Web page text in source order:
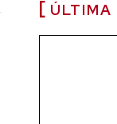
ÚLTIMA